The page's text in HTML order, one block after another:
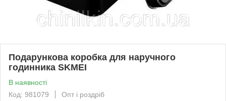
Подарункова коробка для наручного
годинника SKMEI
В наявності
Код: 981079
Опт і роздріб